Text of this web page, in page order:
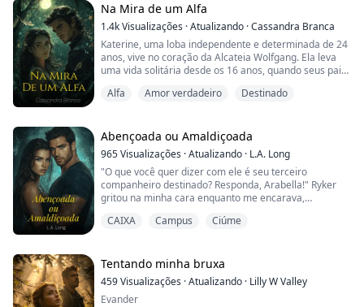
confiante, foi o primeiro a perceber que algo estava
errado. "Por que nos chamaram de volta?", perguntou
ele, franzindo a testa.
Adam, sempre o mais ca...
Na Mira de um Alfa
1.4kVisualizações ·Atualizando ·Cassandra Branca
Katerine, uma loba independente e determinada de 24
anos, vive no coração da Alcateia Wolfgang. Ela leva
uma vida solitária desde os 16 anos, quando seus pais
cheia por caçadores impiedosos. Sua amiga próxima,
resistir a qualquer saia que cruzasse se...
Alfa Amor verdadeiro Destinado
Abençoada ou Amaldiçoada
965Visualizações ·Atualizando · L.A. Long
"O que você quer dizer com ele é seu terceiro
companheiro destinado? Responda, Arabella!" Ryker
gritou na minha cara enquanto me encarava,
vermelho dele e os punhos cerrados, não tenho
superprotetor. A única razão pela qual ele está aqui é
para cuidar de mim. Ele sabe que ...
CAIXA Campus Ciúme
Tentando minha bruxa
459Visualizações ·Atualizando · Lilly W Valley
Evander